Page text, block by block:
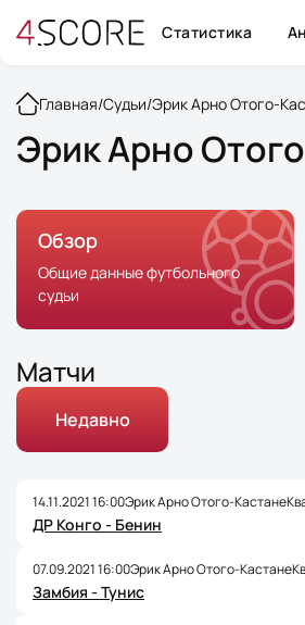
Статистика
Главная/Судьи/Эрик Арно Отого-
Эрик Арно
Обзор
Общие данные футбольного
судьи
Матчи
Недавно
14.11.2021 16:00Эрик Арно Отого-Кастане
ДР Конго - Бенин
07.09.2021 16:00Эрик Арно Отого-Кастане
Замбия - Тунис